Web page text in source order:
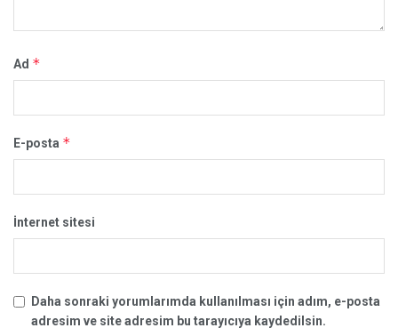
Ad *
E-posta *
İnternet sitesi
Daha sonraki yorumlarımda kullanılması için adım, e-posta
adresim ve site adresim bu tarayıcıya kaydedilsin.